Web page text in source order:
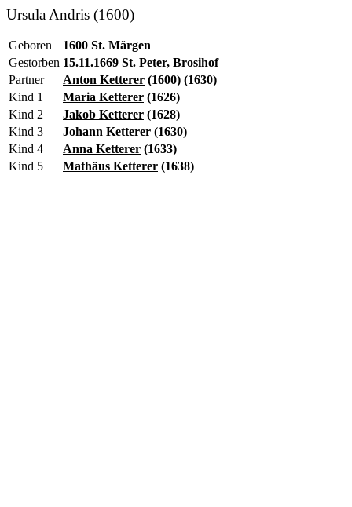
Ursula Andris (1600)
Geboren
1600 St. Märgen
Gestorben 15.11.1669 St. Peter, Brosihof
Partner
Anton Ketterer (1600) (1630)
Kind 1
Maria Ketterer (1626)
Kind 2
Jakob Ketterer (1628)
Kind 3
Johann Ketterer (1630)
Kind 4
Anna Ketterer (1633)
Kind 5
Mathäus Ketterer (1638)